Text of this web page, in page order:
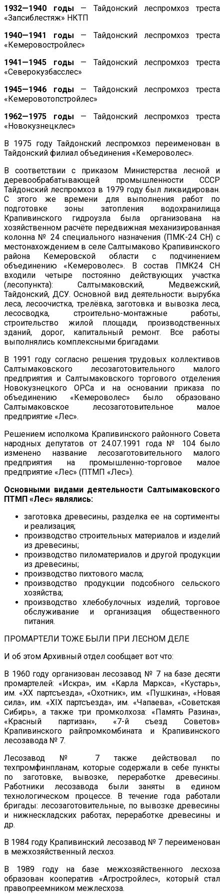
1932—1940 годы — Тайдонский леспромхоз треста
«Запсиблестяж» НКТП
1940—1941 годы — Тайдонский леспромхоз треста
«Кемеровостройлес»
1941—1945 годы — Тайдонский леспромхоз треста
«Северокузбасслес»
1945—1946 годы — Тайдонский леспромхоз треста
«Кемеровотопстройлес»
1962—1975 годы — Тайдонский леспромхоз треста
«Новокузнецклес»
В 1975 году Тайдонский леспромхоз переименован в
Тайдонский филиал объединения «Кемероволес».
В соответствии с приказом Министерства лесной и
деревообрабатывающей промышленности СССР
Тайдонский леспромхоз в 1979 году был ликвидирован.
С этого же времени для выполнения работ по
подготовке зоны затопления водохранилища
Крапивинского гидроузла была организована на
хозяйственном расчёте передвижная механизированная
колонна № 24 специального назначения (ПМК-24 СН) с
местонахождением в селе Салтымаково Крапивинского
района Кемеровской области с подчинением
объединению «Кемероволес». В состав ПМК24 СН
входили четыре постоянно действующих участка
(лесопункта): Салтымаковский, Медвежский,
Тайдонский, ДСУ. Основной вид деятельности: вырубка
леса, лесоочистка, трелёвка, заготовка и вывозка леса,
лесосводка, строительно-монтажные работы,
строительство жилой площади, производственных
зданий, дорог, капитальный ремонт. Все работы
выполнялись комплексными бригадами.
В 1991 году согласно решения трудовых коллективов
Салтымаковского лесозаготовительного малого
предприятия и Салтымаковского торгового отделения
Новокузнецкого ОРСа и на основании приказа по
объединению «Кемероволес» было образовано
Салтымаковское лесозаготовительное малое
предприятие «Лес».
Решением исполкома Крапивинского районного Совета
народных депутатов от 24.07.1991 года № 104 было
изменено название лесозаготовительного малого
предприятия на промышленно-торговое малое
предприятие «Лес» (ПТМП «Лес»).
Основными видами деятельности Салтымаковского
ПТМП «Лес» являлись:
заготовка древесины, разделка ее на сортименты
и реализация;
производство строительных материалов и изделий
из древесины;
производство пиломатериалов и другой продукции
из древесины;
производство пихтового масла;
производство продукции подсобного сельского
хозяйства;
производство хлебобулочных изделий, торговое
обслуживание и организация общественного
питания.
ПРОМАРТЕЛИ ТОЖЕ БЫЛИ ПРИ ЛЕСНОМ ДЕЛЕ
И об этом Архивный отдел сообщает вот что:
В 1960 году организован лесозавод № 7 на базе десяти
промартелей: «Искра», им. «Карла Маркса», «Кустарь»,
им. «ХХ партсъезда», «Охотник», им. «Пушкина», «Новая
сила», им. «ХIХ партсъезда», им. «Чапаева», «Советская
Сибирь», а также три промколхоза: «Память Разина»,
«Красный партизан», «7-й съезд Советов»
Крапивинского райпромкомбината и Крапивинского
лесозавода № 7.
Лесозавод № 7 также действовал по
техпромфинпланам, которые содержали в себе пункты
по заготовке, вывозке, переработке древесины.
Работники лесозавода были заняты в едином
технологическом процессе. В течение года работали
бригады: лесозаготовительные, по вывозке древесины
и нижнескладских работах, переработке древесины и
др.
В 1984 году Крапивинский лесозавод № 7 переименован
в межхозяйственный лесхоз.
В 1989 году на базе межхозяйственного лесхоза
образован кооператив «Агростройлес», который стал
правопреемником межлесхоза.